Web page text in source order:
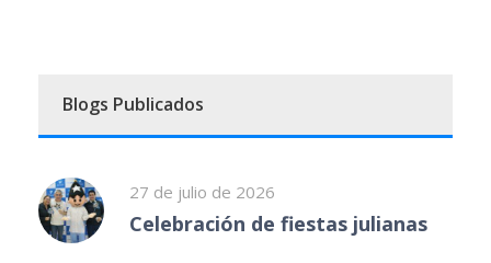
Blogs Publicados
27 de julio de 2026
Celebración de fiestas julianas